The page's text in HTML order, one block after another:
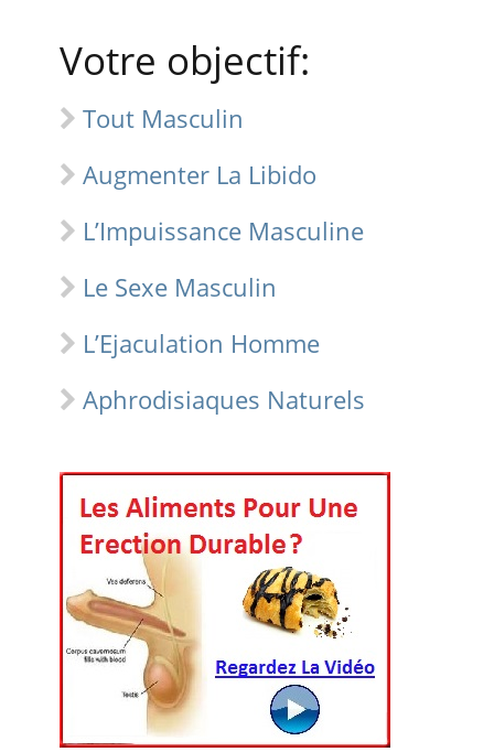
Votre objectif:
Tout Masculin
Augmenter La Libido
L’Impuissance Masculine
Le Sexe Masculin
L’Ejaculation Homme
Aphrodisiaques Naturels